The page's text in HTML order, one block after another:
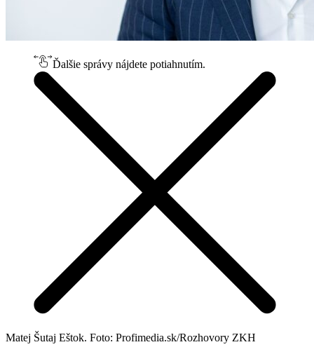
Ďalšie správy nájdete potiahnutím.
Matej Šutaj Eštok. Foto: Profimedia.sk/Rozhovory ZKH